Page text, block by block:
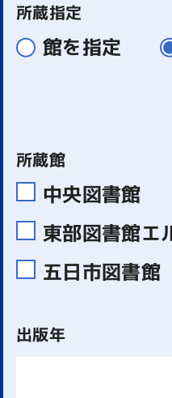
所蔵指定
館を指定
所蔵館
中央図書館
東部図書館エ
五日市図書館
出版年